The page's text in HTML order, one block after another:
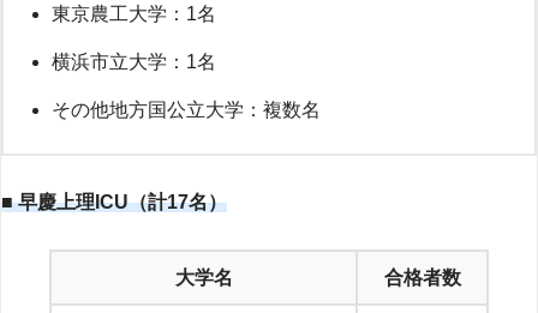
東京農工大学：1名
横浜市立大学：1名
その他地方国公立大学：複数名
■ 早慶上理ICU（計17名）
大学名 合格者数